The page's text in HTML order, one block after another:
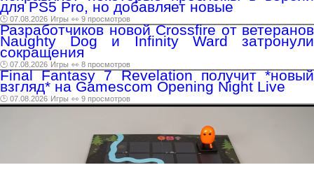
для PS5 Pro, но добавляет новые
🕑 07.08.2026 Игры 👀 9 просмотров
Разработчиков новой Crossfire от ветеранов
Naughty Dog и Infinity Ward затронули
сокращения
🕑 07.08.2026 Игры 👀 8 просмотров
Final Fantasy 7 Revelation получит *новый
взгляд* на Gamescom Opening Night Live
🕑 07.08.2026 Игры 👀 9 просмотров